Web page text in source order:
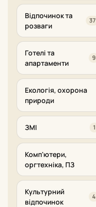
Відпочинок та
розваги
37
Готелі та
апартаменти
9
Екологія, охорона
природи
ЗМІ 1
Комп'ютери,
оргтехніка, ПЗ
Культурний
відпочинок
4